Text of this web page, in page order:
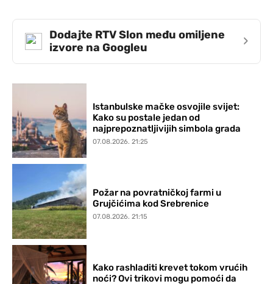
Dodajte RTV Slon među omiljene
izvore na Googleu
›
Istanbulske mačke osvojile svijet:
Kako su postale jedan od
najprepoznatljivijih simbola grada
07.08.2026. 21:25
Požar na povratničkoj farmi u
Grujčićima kod Srebrenice
07.08.2026. 21:15
Kako rashladiti krevet tokom vrućih
noći? Ovi trikovi mogu pomoći da